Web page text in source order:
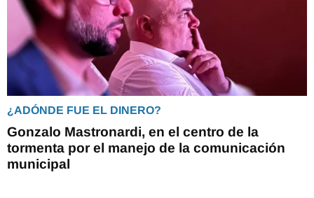
¿ADÓNDE FUE EL DINERO?
Gonzalo Mastronardi, en el centro de la
tormenta por el manejo de la comunicación
municipal